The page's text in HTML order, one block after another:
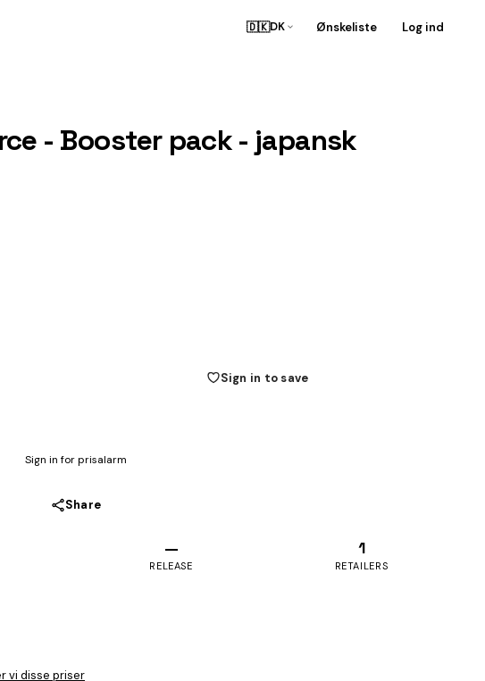
🇩🇰DK Ønskeliste Log ind
- Booster pack - japansk
Sign in to save
Sign in for prisalarm
Share
—
RELEASE
1
RETAILERS
vi disse priser